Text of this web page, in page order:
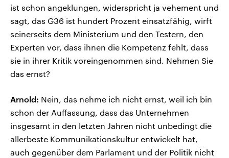
ist schon angeklungen, widerspricht ja vehement und
sagt, das G36 ist hundert Prozent einsatzfähig, wirft
seinerseits dem Ministerium und den Testern, den
Experten vor, dass ihnen die Kompetenz fehlt, dass
sie in ihrer Kritik voreingenommen sind. Nehmen Sie
das ernst?
Arnold: Nein, das nehme ich nicht ernst, weil ich bin
schon der Auffassung, dass das Unternehmen
insgesamt in den letzten Jahren nicht unbedingt die
allerbeste Kommunikationskultur entwickelt hat,
auch gegenüber dem Parlament und der Politik nicht